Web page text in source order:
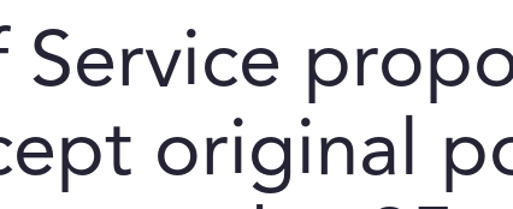
Service
original